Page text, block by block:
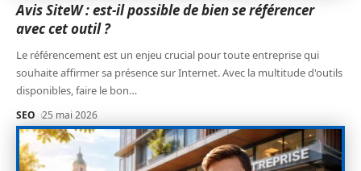
Avis SiteW : est-il possible de bien se référencer
avec cet outil ?
Le référencement est un enjeu crucial pour toute entreprise qui
souhaite affirmer sa présence sur Internet. Avec la multitude d'outils
disponibles, faire le bon…
SEO 25 mai 2026